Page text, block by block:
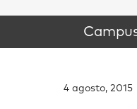
4 agosto, 2015